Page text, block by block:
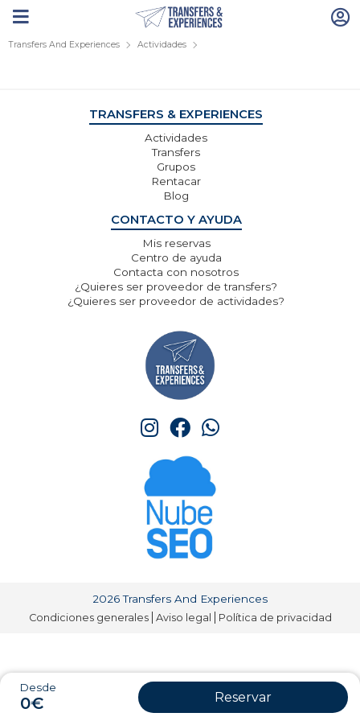
Transfers And Experiences Actividades
Desde
0€ Reservar
TRANSFERS & EXPERIENCES
Actividades
Transfers
Grupos
Rentacar
Blog
CONTACTO Y AYUDA
Mis reservas
Centro de ayuda
Contacta con nosotros
¿Quieres ser proveedor de transfers?
¿Quieres ser proveedor de actividades?
2026 Transfers And Experiences
Condiciones generales Aviso legal Política de privacidad